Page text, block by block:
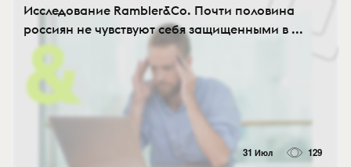
Исследование Rambler&Co. Почти половина
россиян не чувствуют себя защищенными в ...
31 Июл 129